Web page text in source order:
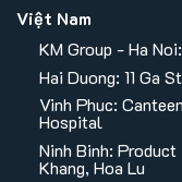
Việt Nam
KM Group - Ha
Hai Duong: 11 Ga
Vinh Phuc:
Hospital
Ninh Binh:
Khang, Hoa Lu